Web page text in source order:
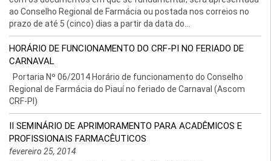
ao Conselho Regional de Farmácia ou postada nos correios no
prazo de até 5 (cinco) dias a partir da data do...
HORÁRIO DE FUNCIONAMENTO DO CRF-PI NO FERIADO DE
CARNAVAL
Portaria Nº 06/2014 Horário de funcionamento do Conselho
Regional de Farmácia do Piauí no feriado de Carnaval (Ascom
CRF-PI)
II SEMINÁRIO DE APRIMORAMENTO PARA ACADÊMICOS E
PROFISSIONAIS FARMACÊUTICOS
fevereiro 25, 2014